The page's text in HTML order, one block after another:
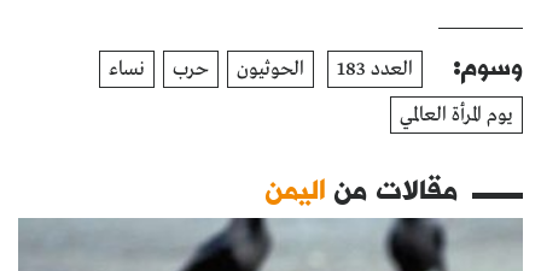
وسوم: العدد 183 الحوثيون حرب
نساء
يوم المرأة العالمي
مقالات مناليمن